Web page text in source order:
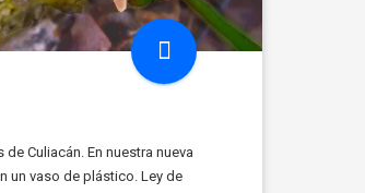
Culiacán. En nuestra nueva
un vaso de plástico. Ley de